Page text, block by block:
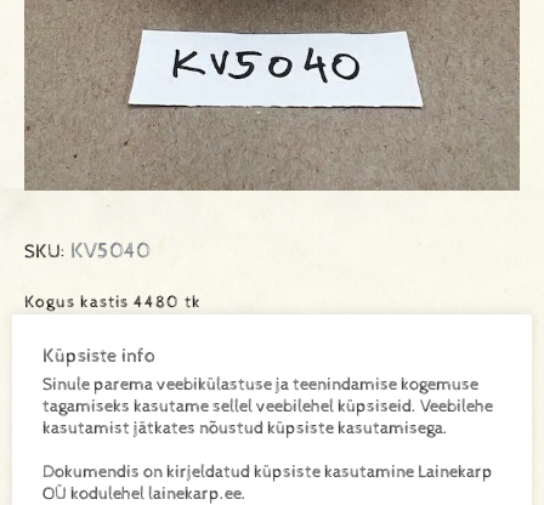
SKU: KV5040
Kogus kastis 4480 tk
Lisa toode päringukorvi
Küpsiste info
Sinule parema veebikülastuse ja teenindamise kogemuse
tagamiseks kasutame sellel veebilehel küpsiseid. Veebilehe
kasutamist jätkates nõustud küpsiste kasutamisega.
Dokumendis on kirjeldatud küpsiste kasutamine Lainekarp
OÜ kodulehel lainekarp.ee.